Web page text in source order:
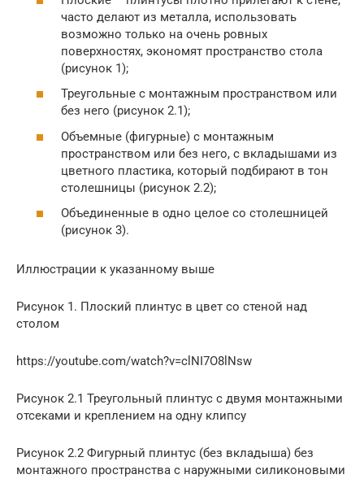
часто делают из металла, использовать
возможно только на очень ровных
поверхностях, экономят пространство стола
(рисунок 1);
Треугольные с монтажным пространством или
без него (рисунок 2.1);
Объемные (фигурные) с монтажным
пространством или без него, с вкладышами из
цветного пластика, который подбирают в тон
столешницы (рисунок 2.2);
Объединенные в одно целое со столешницей
(рисунок 3).
Иллюстрации к указанному выше
Рисунок 1. Плоский плинтус в цвет со стеной над
столом
https://youtube.com/watch?v=clNI7O8lNsw
Рисунок 2.1 Треугольный плинтус с двумя монтажными
отсеками и креплением на одну клипсу
Рисунок 2.2 Фигурный плинтус (без вкладыша) без
монтажного пространства с наружными силиконовыми